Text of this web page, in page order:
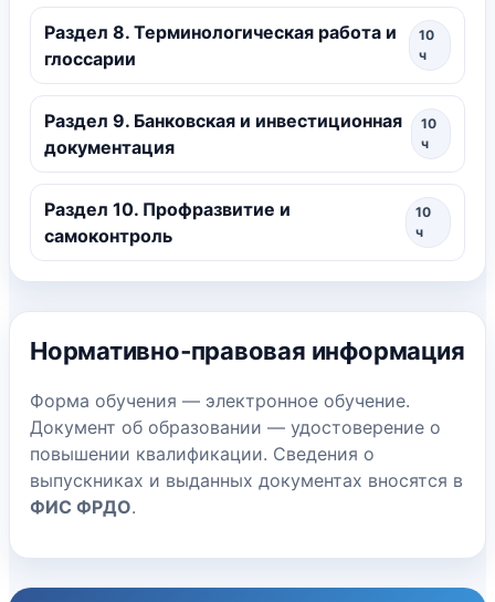
Раздел 8. Терминологическая работа и
глоссарии
10
ч
Раздел 9. Банковская и инвестиционная
документация
10
ч
Раздел 10. Профразвитие и
самоконтроль
10
ч
Нормативно‑правовая информация
Форма обучения — электронное обучение.
Документ об образовании — удостоверение о
повышении квалификации. Сведения о
выпускниках и выданных документах вносятся в
ФИС ФРДО.